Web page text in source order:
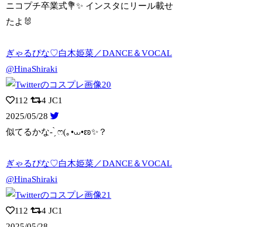
ニコプチ卒業式💐✨️ インスタにリール載せ
たよ🐰
ぎゃるぴな♡白木姫菜／DANCE＆VOCAL
@HinaShiraki
112 4 JC1
2025/05/28
似てるかな- ̗̀ ෆ(｡•⩊•ಣ✨️？
ぎゃるぴな♡白木姫菜／DANCE＆VOCAL
@HinaShiraki
112 4 JC1